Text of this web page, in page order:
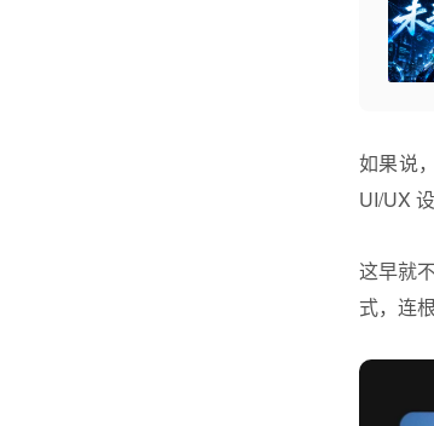
如果说
UI/UX
这早就
式，连